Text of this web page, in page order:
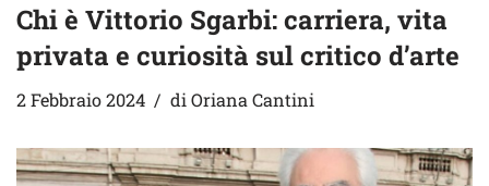
Chi è Vittorio Sgarbi: carriera, vita
privata e curiosità sul critico d’arte
2 Febbraio 2024 di Oriana Cantini